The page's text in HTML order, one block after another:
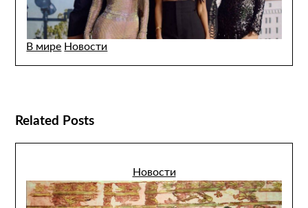
В мире Новости
Related Posts
Новости